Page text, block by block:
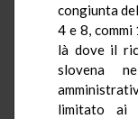
congiunta
4 e 8,
là dove il
slovena
limitato ai